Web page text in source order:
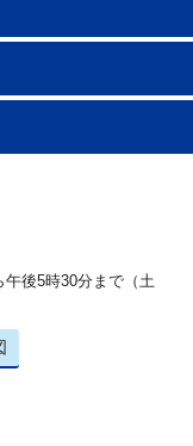
後5時30分まで（土